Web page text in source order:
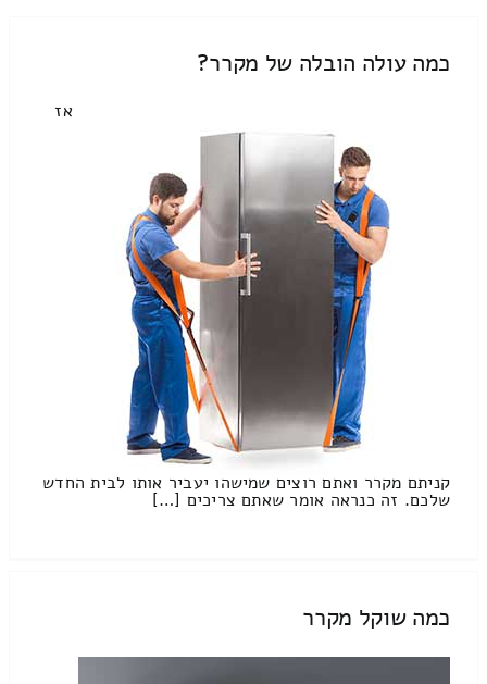
כמה עולה הובלה של מקרר?
אז
קניתם מקרר ואתם רוצים שמישהו יעביר אותו לבית החדש
שלכם. זה כנראה אומר שאתם צריכים […]
כמה שוקל מקרר